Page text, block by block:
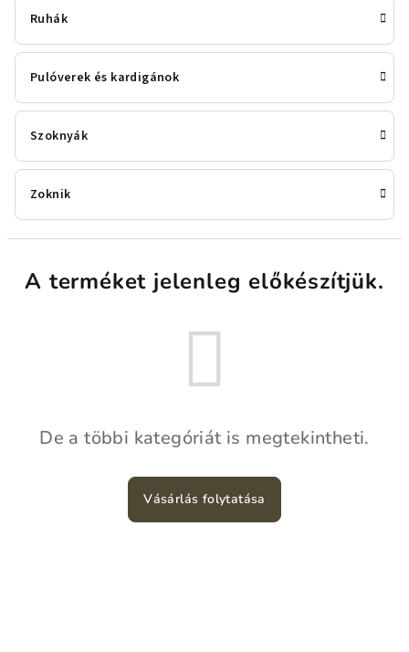
Ruhák
Pulóverek és kardigánok
Szoknyák
Zoknik
A terméket jelenleg előkészítjük.
De a többi kategóriát is megtekintheti.
Vásárlás folytatása